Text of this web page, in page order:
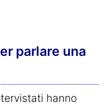
parlare una
hanno